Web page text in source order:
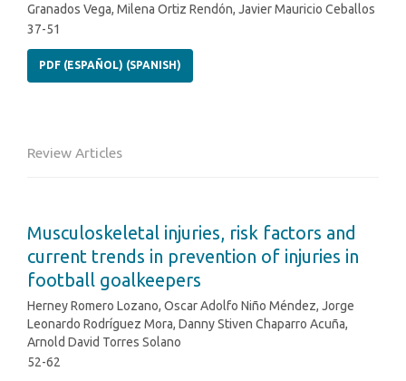
Granados Vega, Milena Ortiz Rendón, Javier Mauricio Ceballos
37-51
PDF (ESPAÑOL) (SPANISH)
Review Articles
Musculoskeletal injuries, risk factors and
current trends in prevention of injuries in
football goalkeepers
Herney Romero Lozano, Oscar Adolfo Niño Méndez, Jorge
Leonardo Rodríguez Mora, Danny Stiven Chaparro Acuña,
Arnold David Torres Solano
52-62